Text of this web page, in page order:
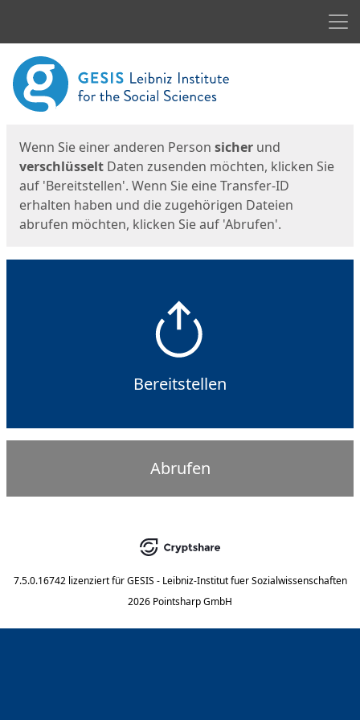
Start
Wenn Sie einer anderen Person sicher und
verschlüsselt Daten zusenden möchten, klicken Sie
auf 'Bereitstellen'. Wenn Sie eine Transfer-ID
erhalten haben und die zugehörigen Dateien
abrufen möchten, klicken Sie auf 'Abrufen'.
Bereitstellen
Abrufen
7.5.0.16742 lizenziert für GESIS - Leibniz-Institut fuer Sozialwissenschaften
2026 Pointsharp GmbH